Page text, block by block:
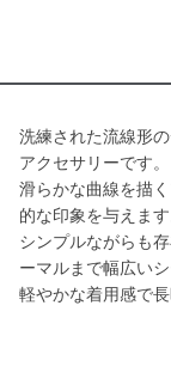
洗練された流線形
アクセサリーです。
滑らかな曲線を描
的な印象を与えます
シンプルながらも
ーマルまで幅広い
軽やかな着用感で